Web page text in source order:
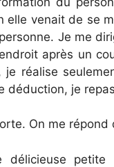
elle venait de se
Je me
après un
je réalise
déduction, je
On me répond
délicieuse